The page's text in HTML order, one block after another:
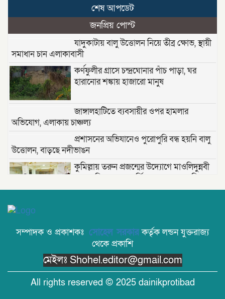
শেষ আপডেট
জনপ্রিয় পোস্ট
যাদুকাটায় বালু উত্তোলন নিয়ে তীব্র ক্ষোভ, স্থায়ী
সমাধান চান এলাকাবাসী
কর্ণফুলীর গ্রাসে চন্দ্রঘোনার পাঁচ পাড়া, ঘর
হারানোর শঙ্কায় হাজারো মানুষ
জাঙ্গালহাটিতে ব্যবসায়ীর ওপর হামলার
অভিযোগ, এলাকায় চাঞ্চল্য
প্রশাসনের অভিযানেও পুরোপুরি বন্ধ হয়নি বালু
উত্তোলন, বাড়ছে নদীভাঙন
কুমিল্লায় তরুন প্রজন্মের উদ্যোগে মাওলিদুন্নবী
(দ.) সেলিব্রেশন — বার্ষিক আয়োজন প্রস্তুতি সভা;
দক্ষিণ খড়িবাড়ী তেলীর বাজার যুব সমাজ কর্তৃক
আয়োজিত ফুটবল খেলা ২০২৬ অনুষ্ঠিত।
সম্পাদক ও প্রকাশকঃ সোহেল সরকারকর্তৃক লন্ডন যুক্তরাজ্য
থেকে প্রকাশি
মেইলঃ Shohel.editor@gmail.com
All rights reserved © 2025 dainikprotibad